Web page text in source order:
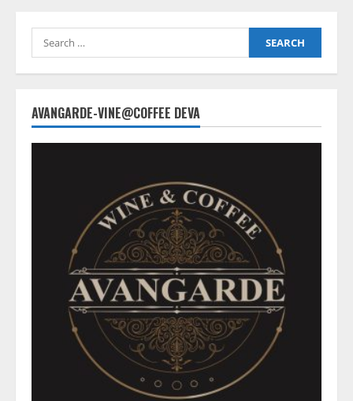
Search
for:
AVANGARDE-VINE@COFFEE DEVA